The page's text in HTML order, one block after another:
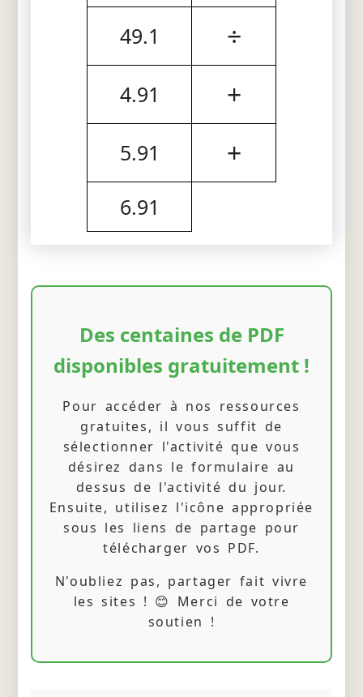
49.1 ÷
4.91 +
5.91 +
6.91
Des centaines de PDF
disponibles gratuitement !
Pour accéder à nos ressources
gratuites, il vous suffit de
sélectionner l'activité que vous
désirez dans le formulaire au
dessus de l'activité du jour.
Ensuite, utilisez l'icône appropriée
sous les liens de partage pour
télécharger vos PDF.
N'oubliez pas, partager fait vivre
les sites ! 😊 Merci de votre
soutien !